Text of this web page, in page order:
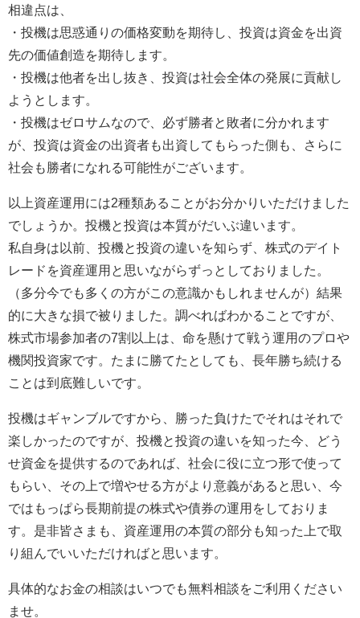
相違点は、
・投機は思惑通りの価格変動を期待し、投資は資金を出資
先の価値創造を期待します。
・投機は他者を出し抜き、投資は社会全体の発展に貢献し
ようとします。
・投機はゼロサムなので、必ず勝者と敗者に分かれます
が、投資は資金の出資者も出資してもらった側も、さらに
社会も勝者になれる可能性がございます。
以上資産運用には2種類あることがお分かりいただけました
でしょうか。投機と投資は本質がだいぶ違います。
私自身は以前、投機と投資の違いを知らず、株式のデイト
レードを資産運用と思いながらずっとしておりました。
（多分今でも多くの方がこの意識かもしれませんが）結果
的に大きな損で被りました。調べればわかることですが、
株式市場参加者の7割以上は、命を懸けて戦う運用のプロや
機関投資家です。たまに勝てたとしても、長年勝ち続ける
ことは到底難しいです。
投機はギャンブルですから、勝った負けたでそれはそれで
楽しかったのですが、投機と投資の違いを知った今、どう
せ資金を提供するのであれば、社会に役に立つ形で使って
もらい、その上で増やせる方がより意義があると思い、今
ではもっぱら長期前提の株式や債券の運用をしておりま
す。是非皆さまも、資産運用の本質の部分も知った上で取
り組んでいいただければと思います。
具体的なお金の相談はいつでも無料相談をご利用ください
ませ。